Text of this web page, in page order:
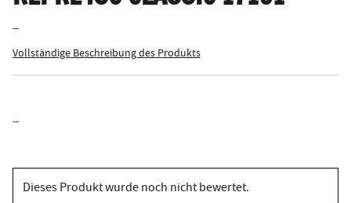
--
Vollständige Beschreibung des Produkts
--
Dieses Produkt wurde noch nicht bewertet.